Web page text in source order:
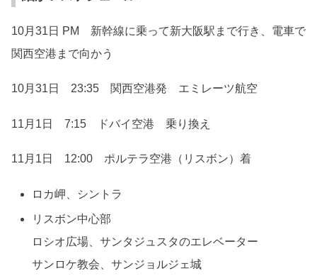
10月31日 PM 新幹線に乗って新大阪駅まで行き、電車で
関西空港まで向かう
10月31日 23:35 関西空港発 エミレーツ航空
11月1日 7:15 ドバイ空港 乗り換え
11月1日 12:00 ポルテラ空港（リスボン）着
ロカ岬、シントラ
リスボン中心部
ロシオ広場、サンタジュスタのエレベーター
サンロケ教会、サンジョルジェ城